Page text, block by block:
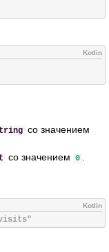
Kotlin
со значением
со значением 0
Kotlin